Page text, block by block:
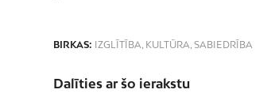
BIRKAS: IZGLĪTĪBA, KULTŪRA, SABIEDRĪBA
Dalīties ar šo ierakstu